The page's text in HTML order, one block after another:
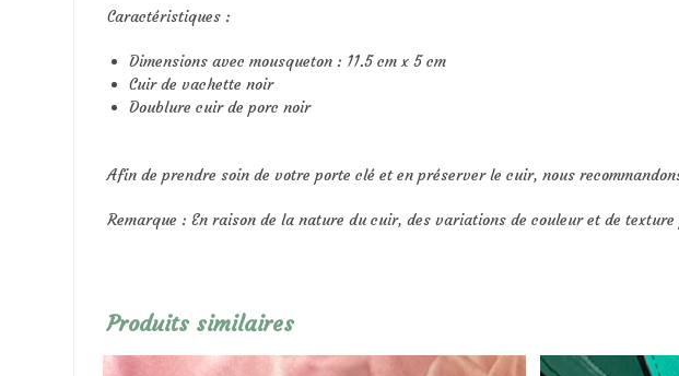
Caractéristiques :
Dimensions avec mousqueton : 11.5 cm x 5 cm
Cuir de vachette noir
Doublure cuir de porc noir
Afin de prendre soin de votre porte clé et en préserver le cuir, nous
Remarque : En raison de la nature du cuir, des variations de couleur et de
Produits similaires